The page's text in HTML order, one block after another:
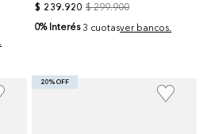
$ 239.920 $ 299.900
0% Interés 3 cuotasver bancos.
20% OFF